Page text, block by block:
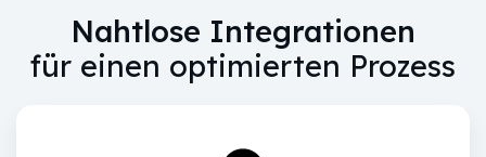
Nahtlose Integrationen
für einen optimierten Prozess